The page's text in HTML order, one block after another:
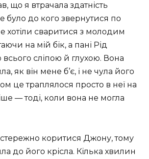
що я втрачала здатність
було до кого звернутися по
хотіли сваритися з молодим
на мій бік, а пані Рід
сліпою й глухою. Вона
як він мене б’є, і не чула його
це траплялося просто в неї на
— тоді, коли вона не могла
коритися Джону, тому
до його крісла. Кілька хвилин